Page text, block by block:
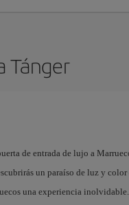
Tánger
de entrada de lujo a
un paraíso de luz y color
una experiencia